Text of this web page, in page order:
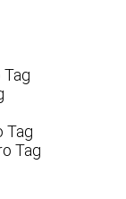
Tag
Tag
Tag